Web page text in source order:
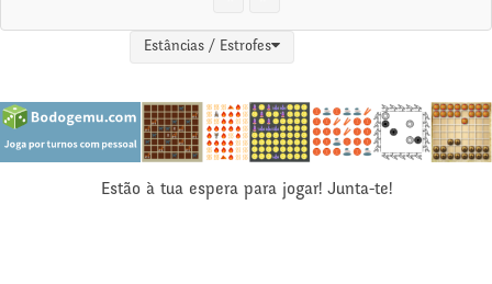
Estâncias / Estrofes
Estão à tua espera para jogar! Junta-te!